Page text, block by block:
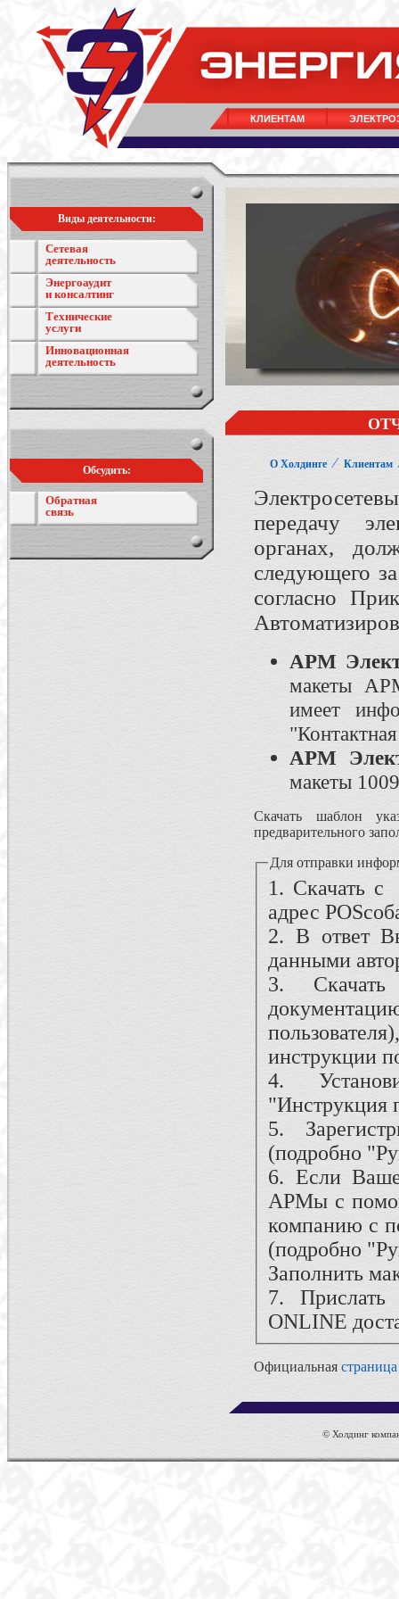
КЛИЕНТАМ
Виды деятельности:
Сетевая
деятельность
Энергоаудит
и консалтинг
Технические
услуги
Инновационная
деятельность
Обсудить:
Обратная
связь
О Холдинге ⁄ Клиентам
передачу
органах,
следующего
согласно
АРМ
макеты
имеет
АРМ
макеты
Скачать шаблон
предварительного
Для отправки
1. Скачать
адрес
2. В ответ
данными
3.
инструкции
4.
"Инструкция
5.
(подробно
6. Если
АРМы с
компанию с
(подробно
Заполнить
7.
ONLINE
Официальная страница
© Холдинг